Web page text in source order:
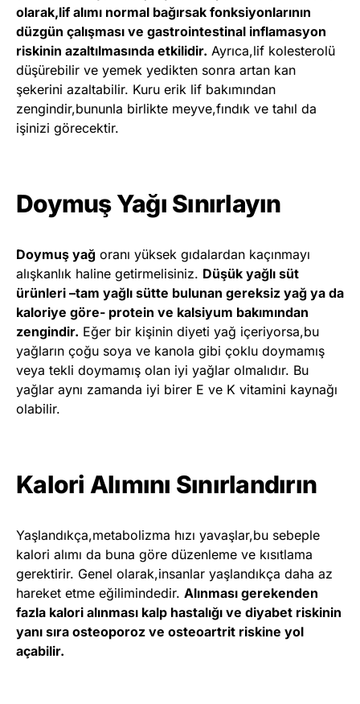
olarak,lif alımı normal bağırsak fonksiyonlarının
düzgün çalışması ve gastrointestinal inflamasyon
riskinin azaltılmasında etkilidir. Ayrıca,lif kolesterolü
düşürebilir ve yemek yedikten sonra artan kan
şekerini azaltabilir. Kuru erik lif bakımından
zengindir,bununla birlikte meyve,fındık ve tahıl da
işinizi görecektir.
Doymuş Yağı Sınırlayın
Doymuş yağ oranı yüksek gıdalardan kaçınmayı
alışkanlık haline getirmelisiniz. Düşük yağlı süt
ürünleri –tam yağlı sütte bulunan gereksiz yağ ya da
kaloriye göre- protein ve kalsiyum bakımından
zengindir. Eğer bir kişinin diyeti yağ içeriyorsa,bu
yağların çoğu soya ve kanola gibi çoklu doymamış
veya tekli doymamış olan iyi yağlar olmalıdır. Bu
yağlar aynı zamanda iyi birer E ve K vitamini kaynağı
olabilir.
Kalori Alımını Sınırlandırın
Yaşlandıkça,metabolizma hızı yavaşlar,bu sebeple
kalori alımı da buna göre düzenleme ve kısıtlama
gerektirir. Genel olarak,insanlar yaşlandıkça daha az
hareket etme eğilimindedir. Alınması gerekenden
fazla kalori alınması kalp hastalığı ve diyabet riskinin
yanı sıra osteoporoz ve osteoartrit riskine yol
açabilir.